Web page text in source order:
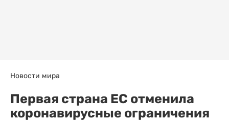
Новости мира
Первая страна ЕС отменила
коронавирусные ограничения